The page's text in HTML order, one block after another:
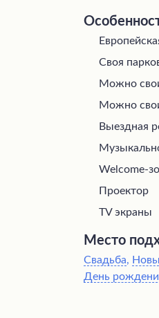
Своя
Можно
Можно
Выездная
Welcome-
Проектор
TV экраны
Место
Свадьба,
День